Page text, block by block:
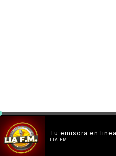
Tu emisora en linea
LIA FM